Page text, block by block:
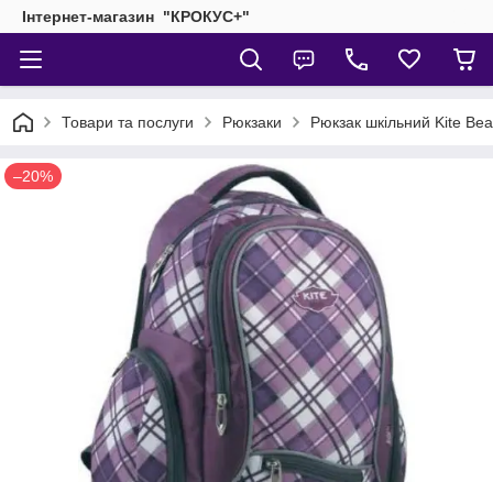
Інтернет-магазин "КРОКУС+"
Товари та послуги Рюкзаки Рюкзак шкільний Kite
–20%